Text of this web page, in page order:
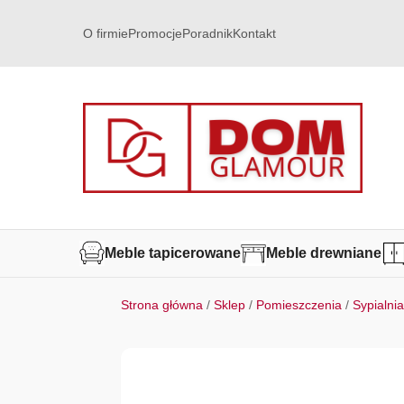
O firmiePromocjePoradnikKontakt
Meble tapicerowane Meble drewniane
Strona główna /Sklep / Pomieszczenia /Sypialnia